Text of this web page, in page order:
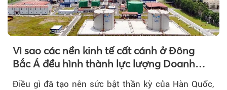
Vì sao các nền kinh tế cất cánh ở Đông
Bắc Á đều hình thành lực lượng Doanh
nghiệp Quốc gia?
Điều gì đã tạo nên sức bật thần kỳ của Hàn Quốc,